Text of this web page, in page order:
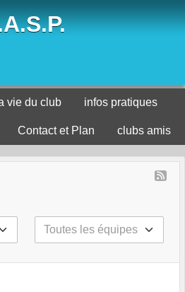
vie du club infos pratiques
Contact et Plan clubs amis